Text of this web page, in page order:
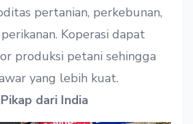
pertanian, perkebunan,
Koperasi dapat
produksi petani sehingga
yang lebih kuat.
dari India